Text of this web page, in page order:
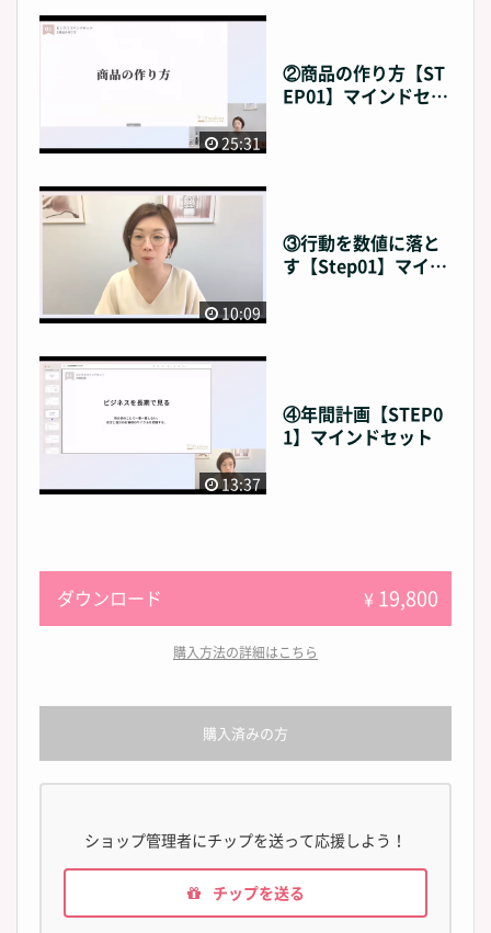
25:31
②商品の作り方【ST
EP01】マインドセッ
10:09
③行動を数値に落と
す【Step01】マイン
13:37
④年間計画【STEP0
1】マインドセット
ダウンロード ¥ 19,800
購入方法の詳細はこちら
購入済みの方
ショップ管理者にチップを送って応援しよう！
チップを送る